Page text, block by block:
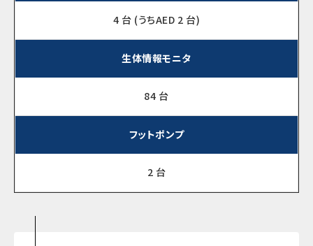
4 台 (うちAED 2 台)
生体情報モニタ
84 台
フットポンプ
2 台